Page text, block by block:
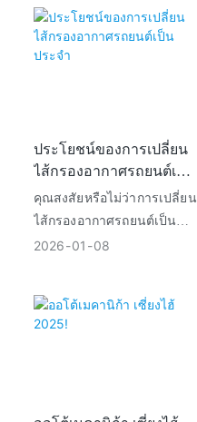
ประโยชน์ของการเปลี่ยน
ไส้กรองอากาศรถยนต์เป็น
ประจำ
คุณสงสัยหรือไม่ว่าการเปลี่ยน
ไส้กรองอากาศรถยนต์เป็น
ประจำมีประโยชน์อย่างไร
เปลี่ยนไส้กรองอากาศใน
รถยนต์ของคุณเป็นประจำ
2026 01 08